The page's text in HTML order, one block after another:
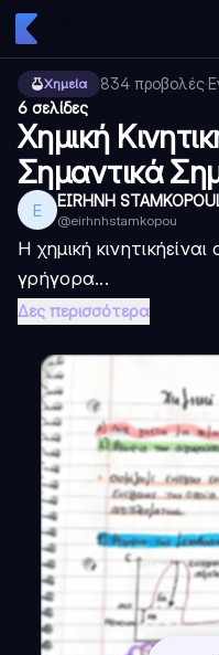
Χημεία 834 προβολές·
6 σελίδες
Χημική
Σημαντικά
E EIRHNH
@eirhnhstamkopou
Η χημική κινητική
γρήγορα...
Δες περισσότερα